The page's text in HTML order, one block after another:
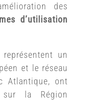
des
d’utilisation
un
et le réseau
Atlantique, ont
sur la Région